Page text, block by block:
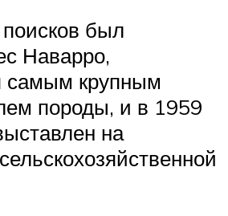
поисков был
Наварро,
самым крупным
породы, и в 1959
на